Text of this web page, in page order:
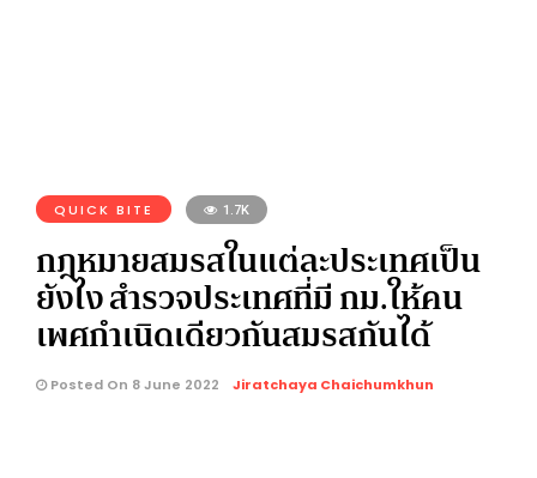
QUICK BITE 1.7K
กฎหมายสมรสในแต่ละประเทศเป็น
ยังไง สำรวจประเทศที่มี กม.ให้คน
เพศกำเนิดเดียวกันสมรสกันได้
Posted On 8 June 2022 Jiratchaya Chaichumkhun